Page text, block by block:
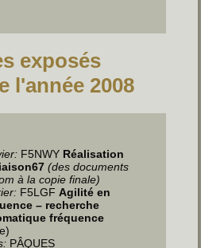
exposés
l'année 2008
F5NWY Réalisation
(des documents
à la copie finale)
F5LGFAgilité en
– recherche
fréquence
PÂQUES